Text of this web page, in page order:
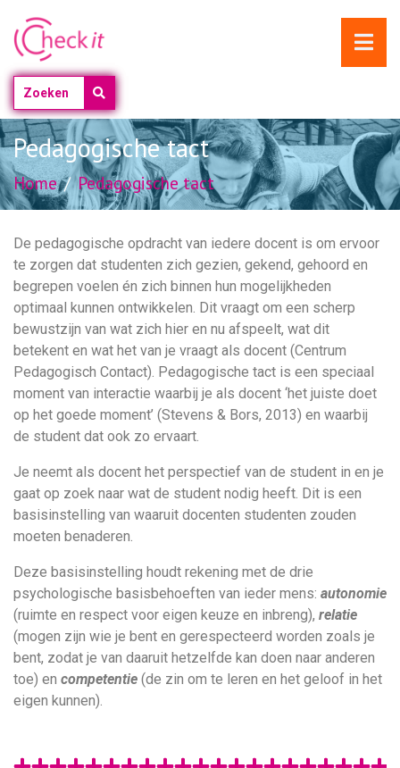
Pedagogische tact
Home Pedagogische tact
De pedagogische opdracht van iedere docent is om ervoor
te zorgen dat studenten zich gezien, gekend, gehoord en
begrepen voelen én zich binnen hun mogelijkheden
optimaal kunnen ontwikkelen. Dit vraagt om een scherp
bewustzijn van wat zich hier en nu afspeelt, wat dit
betekent en wat het van je vraagt als docent (Centrum
Pedagogisch Contact). Pedagogische tact is een speciaal
moment van interactie waarbij je als docent ‘het juiste doet
op het goede moment’ (Stevens & Bors, 2013) en waarbij
de student dat ook zo ervaart.
Je neemt als docent het perspectief van de student in en je
gaat op zoek naar wat de student nodig heeft. Dit is een
basisinstelling van waaruit docenten studenten zouden
moeten benaderen.
Deze basisinstelling houdt rekening met de drie
psychologische basisbehoeften van ieder mens: autonomie
(ruimte en respect voor eigen keuze en inbreng), relatie
(mogen zijn wie je bent en gerespecteerd worden zoals je
bent, zodat je van daaruit hetzelfde kan doen naar anderen
toe) en competentie (de zin om te leren en het geloof in het
eigen kunnen).